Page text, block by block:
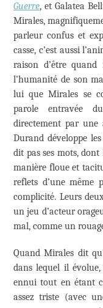
Guerre, et Galatea
Mirales,
parleur confus et
casse, c’est aussi
raison d’être
l’humanité de son
lui que Mirales se
parole entravée
directement par une
Durand développe
dit pas ses mots, dont
manière floue et
reflets d’une même
complicité. Leurs
un jeu d’acteur
mal, comme un
Quand Mirales dit
dans lequel il
ennui tout en étant
assez triste (avec